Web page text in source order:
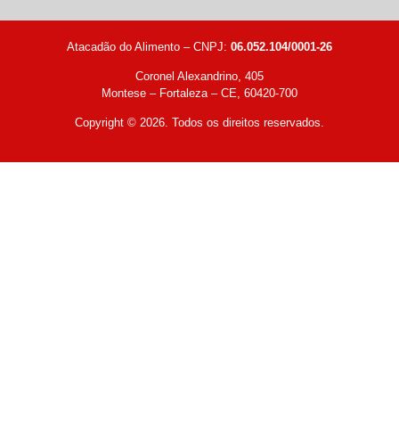
Atacadão do Alimento – CNPJ: 06.052.104/0001-26
Coronel Alexandrino, 405
Montese – Fortaleza – CE, 60420-700
Copyright © 2026. Todos os direitos reservados.